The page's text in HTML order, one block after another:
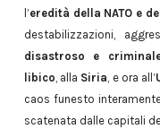
l’eredità della NATO e
destabilizzazioni,
disastroso e
libico, alla Siria, e ora all’
caos funesto
scatenata dalle capitali